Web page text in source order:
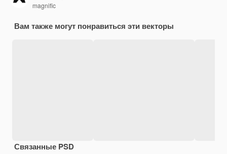
magnific
Вам также могут понравиться эти векторы
Связанные PSD